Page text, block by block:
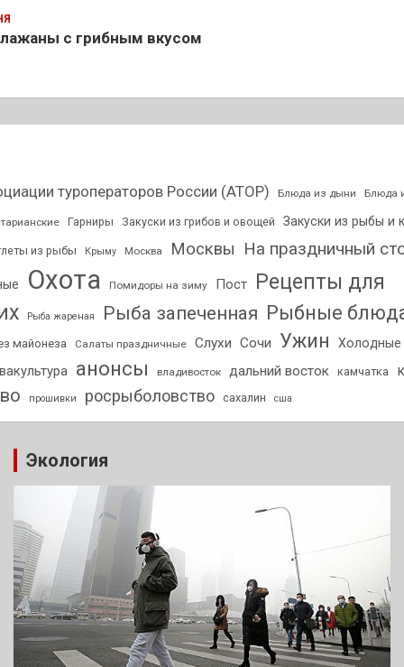
с грибным вкусом
туроператоров России (АТОР) Блюда из дыни Блюда
Гарниры Закуски из грибов и овощей Закуски из рыбы и
из рыбы Крыму Москва Москвы На праздничный
Охота Помидоры на зиму Пост
Рецепты для
Рыба жареная Рыба запеченная Рыбные
майонеза Салаты праздничные Слухи Сочи Ужин Холодные
анонсы владивосток дальний восток камчатка
прошивки росрыболовство сахалин сша
Экология